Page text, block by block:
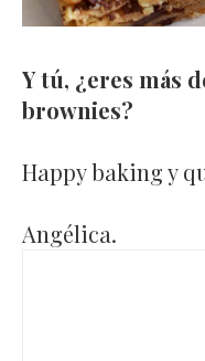
Y tú, ¿eres más
brownies?
Happy baking y
Angélica.